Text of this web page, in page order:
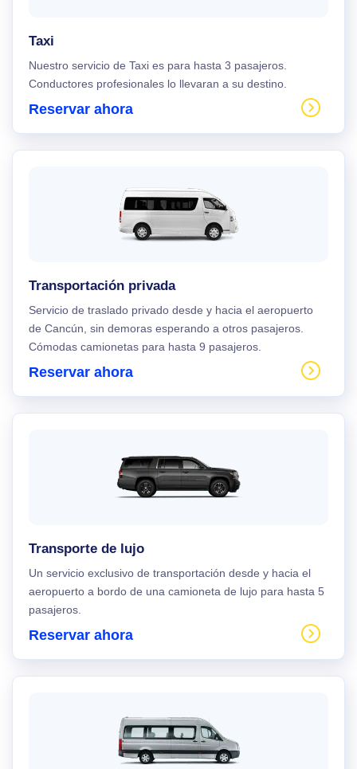
Taxi
Nuestro servicio de Taxi es para hasta 3 pasajeros.
Conductores profesionales lo llevaran a su destino.
Reservar ahora
Transportación privada
Servicio de traslado privado desde y hacia el aeropuerto
de Cancún, sin demoras esperando a otros pasajeros.
Cómodas camionetas para hasta 9 pasajeros.
Reservar ahora
Transporte de lujo
Un servicio exclusivo de transportación desde y hacia el
aeropuerto a bordo de una camioneta de lujo para hasta 5
pasajeros.
Reservar ahora